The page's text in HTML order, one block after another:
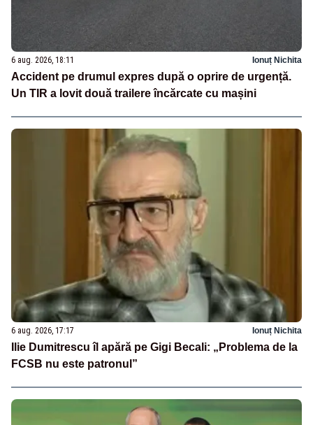
6 aug. 2026, 18:11 Ionuț Nichita
Accident pe drumul expres după o oprire de urgență.
Un TIR a lovit două trailere încărcate cu mașini
6 aug. 2026, 17:17 Ionuț Nichita
Ilie Dumitrescu îl apără pe Gigi Becali: „Problema de la
FCSB nu este patronul”